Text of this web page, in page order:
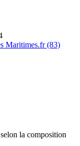
Maritimes.fr (83)
la composition